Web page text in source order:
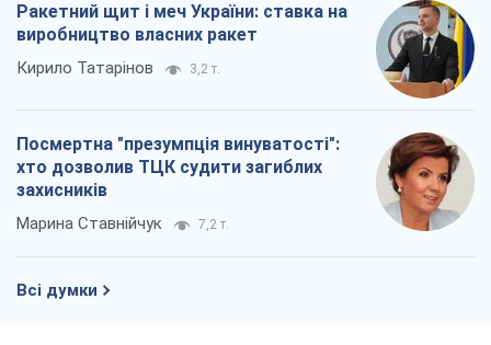
Ракетний щит і меч України: ставка на
виробництво власних ракет
Кирило Татарінов 3,2 т.
Посмертна "презумпція винуватості":
хто дозволив ТЦК судити загиблих
захисників
Марина Ставнійчук 7,2 т.
Всі думки